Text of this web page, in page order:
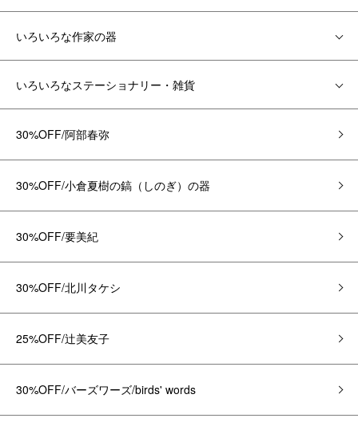
いろいろな作家の器
いろいろなステーショナリー・雑貨
30%OFF/阿部春弥
30%OFF/小倉夏樹の鎬（しのぎ）の器
30%OFF/要美紀
30%OFF/北川タケシ
25%OFF/辻美友子
30%OFF/バーズワーズ/birds' words